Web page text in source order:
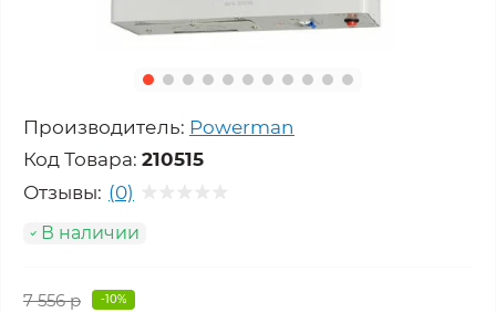
Производитель: Powerman
Код Товара: 210515
Отзывы: (0)
В наличии
7 556 р -10%